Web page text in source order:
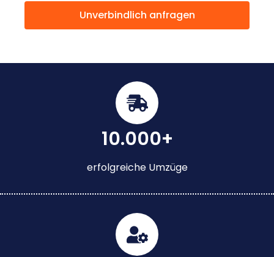
Unverbindlich anfragen
10.000+
erfolgreiche Umzüge